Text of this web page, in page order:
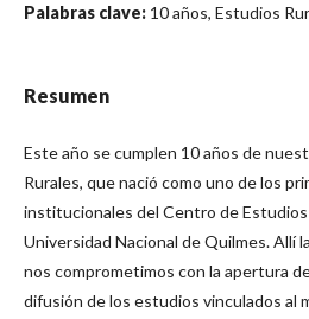
Palabras clave: 10 años, Estudios
Resumen
Este año se cumplen 10 años de
Rurales, que nació como uno de los
institucionales del Centro de
Universidad Nacional de Quilmes. Allí
nos comprometimos con la apertura
difusión de los estudios vinculados al